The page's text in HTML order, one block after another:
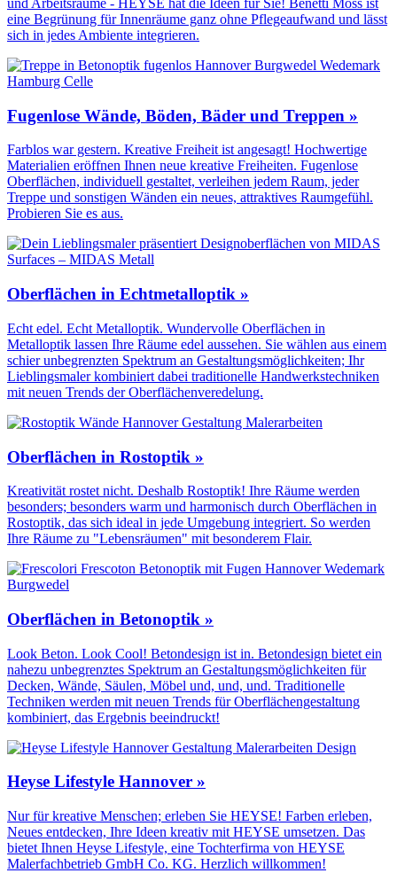
und Arbeitsräume - HEYSE hat die Ideen für Sie! Benetti Moss ist
eine Begrünung für Innenräume ganz ohne Pflegeaufwand und lässt
sich in jedes Ambiente integrieren.
Fugenlose Wände, Böden, Bäder und Treppen »
Farblos war gestern. Kreative Freiheit ist angesagt! Hochwertige
Materialien eröffnen Ihnen neue kreative Freiheiten. Fugenlose
Oberflächen, individuell gestaltet, verleihen jedem Raum, jeder
Treppe und sonstigen Wänden ein neues, attraktives Raumgefühl.
Probieren Sie es aus.
Oberflächen in Echtmetalloptik »
Echt edel. Echt Metalloptik. Wundervolle Oberflächen in
Metalloptik lassen Ihre Räume edel aussehen. Sie wählen aus einem
schier unbegrenzten Spektrum an Gestaltungs­möglichkeiten; Ihr
Lieblingsmaler kombiniert dabei traditionelle Handwerks­techniken
mit neuen Trends der Oberflächen­veredelung.
Oberflächen in Rostoptik »
Kreativität rostet nicht. Deshalb Rostoptik! Ihre Räume werden
besonders; besonders warm und harmonisch durch Oberflächen in
Rostoptik, das sich ideal in jede Umgebung integriert. So werden
Ihre Räume zu "Lebensräumen" mit besonderem Flair.
Oberflächen in Betonoptik »
Look Beton. Look Cool! Betondesign ist in. Betondesign bietet ein
nahezu unbegrenztes Spektrum an Gestaltungs­möglichkeiten für
Decken, Wände, Säulen, Möbel und, und, und. Traditionelle
Techniken werden mit neuen Trends für Oberflächen­gestaltung
kombiniert, das Ergebnis beeindruckt!
Heyse Lifestyle Hannover »
Nur für kreative Menschen; erleben Sie HEYSE! Farben erleben,
Neues entdecken, Ihre Ideen kreativ mit HEYSE umsetzen. Das
bietet Ihnen Heyse Lifestyle, eine Tochterfirma von HEYSE
Malerfachbetrieb GmbH Co. KG. Herzlich willkommen!